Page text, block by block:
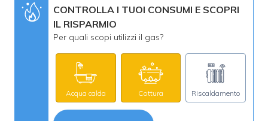
CONTROLLA I TUOI CONSUMI E SCOPRI
IL RISPARMIO
Per quali scopi utilizzi il gas?
Acqua calda Cottura Riscaldamento